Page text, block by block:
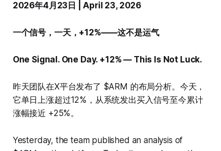
2026年4月23日 | April 23, 2026
一个信号，一天，+12%——这不是运气
One Signal. One Day. +12% — This Is Not Luck.
昨天团队在X平台发布了 $ARM 的布局分析。今天，
它单日上涨超过12%，从系统发出买入信号至今累计
涨幅接近 +25%。
Yesterday, the team published an analysis of